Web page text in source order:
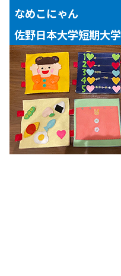
【対象年齢】３歳児
なめこにゃん
佐野日本大学短期大学